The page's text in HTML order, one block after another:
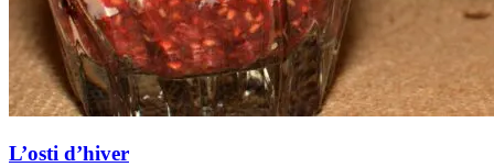
L’osti d’hiver